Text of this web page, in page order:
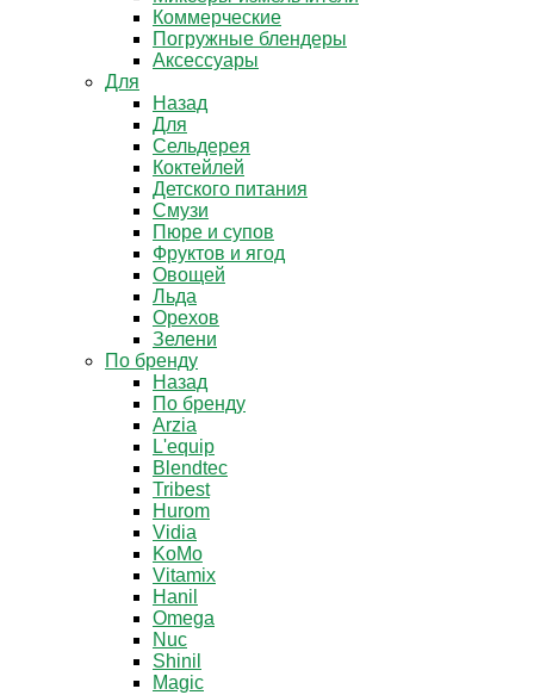
Коммерческие
Погружные блендеры
Аксессуары
Для
Назад
Для
Сельдерея
Коктейлей
Детского питания
Смузи
Пюре и супов
Фруктов и ягод
Овощей
Льда
Орехов
Зелени
По бренду
Назад
По бренду
Arzia
L'equip
Blendtec
Tribest
Hurom
Vidia
KoMo
Vitamix
Hanil
Omega
Nuc
Shinil
Magic